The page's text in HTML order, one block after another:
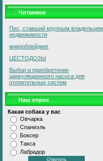
Читаемое
Пес, ставший крупным владельцем
недвижимости
микроблейдинг
ЦЕСТОДОЗЫ
Выбор и приобретение
циркуляционного насоса для
отопительных систем
Наш опрос
Какая собака у вас
Овчарка
Спаниэль
Боксер
Такса
Лабрадор